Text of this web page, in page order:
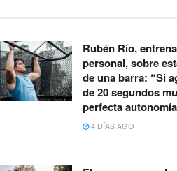
Rubén Río,
personal, sobre
de una barra: “Si
de 20 segundos
perfecta
4 DÍAS AGO